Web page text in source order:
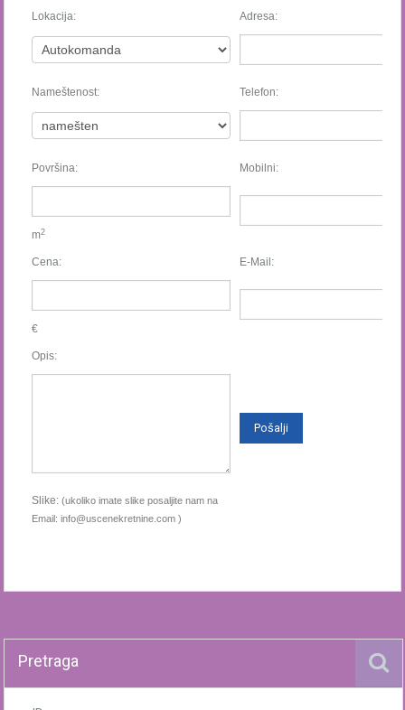
Lokacija: Adresa:
Nameštenost: Telefon:
Površina: Mobilni:
m2
Cena: E-Mail:
€
Opis:
Slike: (ukoliko imate slike posaljite nam na
Email: info@uscenekretnine.com )
Pretraga